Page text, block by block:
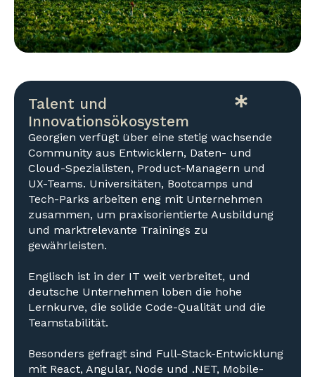
Talent und
Innovationsökosystem
Georgien verfügt über eine stetig wachsende
Community aus Entwicklern, Daten- und
Cloud-Spezialisten, Product-Managern und
UX-Teams. Universitäten, Bootcamps und
Tech-Parks arbeiten eng mit Unternehmen
zusammen, um praxisorientierte Ausbildung
und marktrelevante Trainings zu
gewährleisten.
Englisch ist in der IT weit verbreitet, und
deutsche Unternehmen loben die hohe
Lernkurve, die solide Code-Qualität und die
Teamstabilität.
Besonders gefragt sind Full-Stack-Entwicklung
mit React, Angular, Node und .NET, Mobile-